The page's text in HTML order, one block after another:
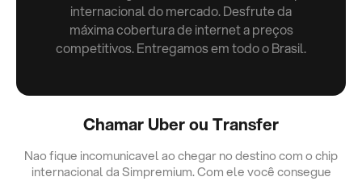
internacional do mercado. Desfrute da
máxima cobertura de internet a preços
competitivos. Entregamos em todo o Brasil.
Chamar Uber ou Transfer
Nao fique incomunicavel ao chegar no destino com o chip
internacional da Simpremium. Com ele você consegue